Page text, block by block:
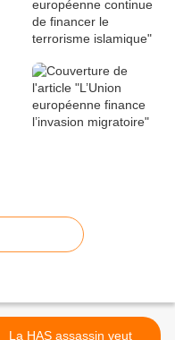
La HAS assassin veut